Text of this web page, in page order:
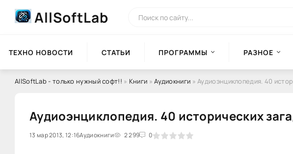
AllSoftLab
ТЕХНО НОВОСТИ СТАТЬИ ПРОГРАММЫ РАЗНОЕ
AllSoftLab - только нужный софт!! » Книги »Аудиокниги » Аудиоэнциклопедия. 40
Аудиоэнциклопедия. 40 исторических
13 мар 2013, 12:16Аудиокниги 2 299 0
0 1 2 3 4 5